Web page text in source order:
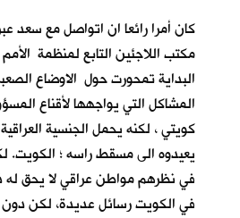
كان أمرا رائعا ان اتواصل مع سعد
مكتب اللاجئين التابع لمنظمة
البداية تمحورت حول الاوضاع
المشاكل التي يواجهها لأقناع
كويتي ، لكنه يحمل الجنسية
يعيدوه الى مسقط راسه ؛
في نظرهم مواطن عراقي لا يحق له
في الكويت رسائل عديدة، لكن